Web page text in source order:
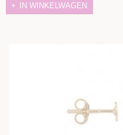
IN WINKELWAGEN